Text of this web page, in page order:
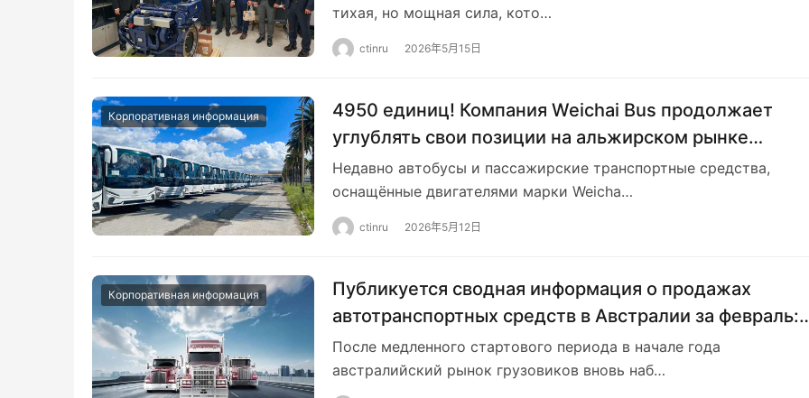
тихая, но мощная сила, кото…
ctinru 2026年5月15日
Корпоративная информация
4950 единиц! Компания Weichai Bus продолжает
углублять свои позиции на альжирском рынке
автобусов и вновь достигает рекордных
Недавно автобусы и пассажирские транспортные средства,
оснащённые двигателями марки Weicha…
ctinru 2026年5月12日
Корпоративная информация
Публикуется сводная информация о продажах
автотранспортных средств в Австралии за февраль:
рынок стабилизировался и начал восстанавливать
темпы роста.
После медленного стартового периода в начале года
австралийский рынок грузовиков вновь наб…